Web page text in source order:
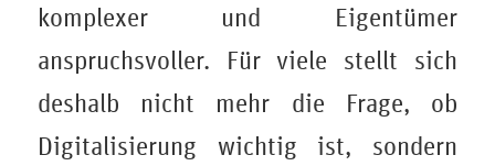
komplexer und Eigentümer
anspruchsvoller. Für viele stellt sich
deshalb nicht mehr die Frage, ob
Digitalisierung wichtig ist, sondern